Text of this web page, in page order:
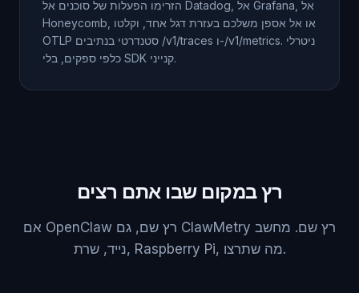
הזרימו הפעלות של סוכנים אל Datadog, אל Grafana, אל
Honeycomb, או אל אספן משלכם בעזרת דגל אחד, וקלטו
OTLP סטנדרטי בנתיבים /v1/traces ו-/v1/metrics. ניטרלי
כלפי ספקים, בלי SDK קנייני.
רץ במקום שבו אתם רצים
אם OpenClaw רץ שם, גם ClawMetry רץ שם. מחשב
נייד, שרת, Raspberry Pi, מה שתרצו.